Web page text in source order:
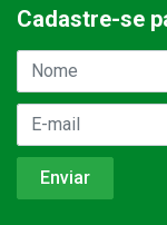
Cadastre-se